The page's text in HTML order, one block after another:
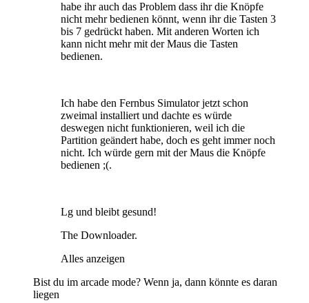
habe ihr auch das Problem dass ihr die Knöpfe
nicht mehr bedienen könnt, wenn ihr die Tasten 3
bis 7 gedrückt haben. Mit anderen Worten ich
kann nicht mehr mit der Maus die Tasten
bedienen.
Ich habe den Fernbus Simulator jetzt schon
zweimal installiert und dachte es würde
deswegen nicht funktionieren, weil ich die
Partition geändert habe, doch es geht immer noch
nicht. Ich würde gern mit der Maus die Knöpfe
bedienen ;(.
Lg und bleibt gesund!
The Downloader.
Alles anzeigen
Bist du im arcade mode? Wenn ja, dann könnte es daran
liegen